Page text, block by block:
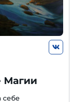
Магии
себе